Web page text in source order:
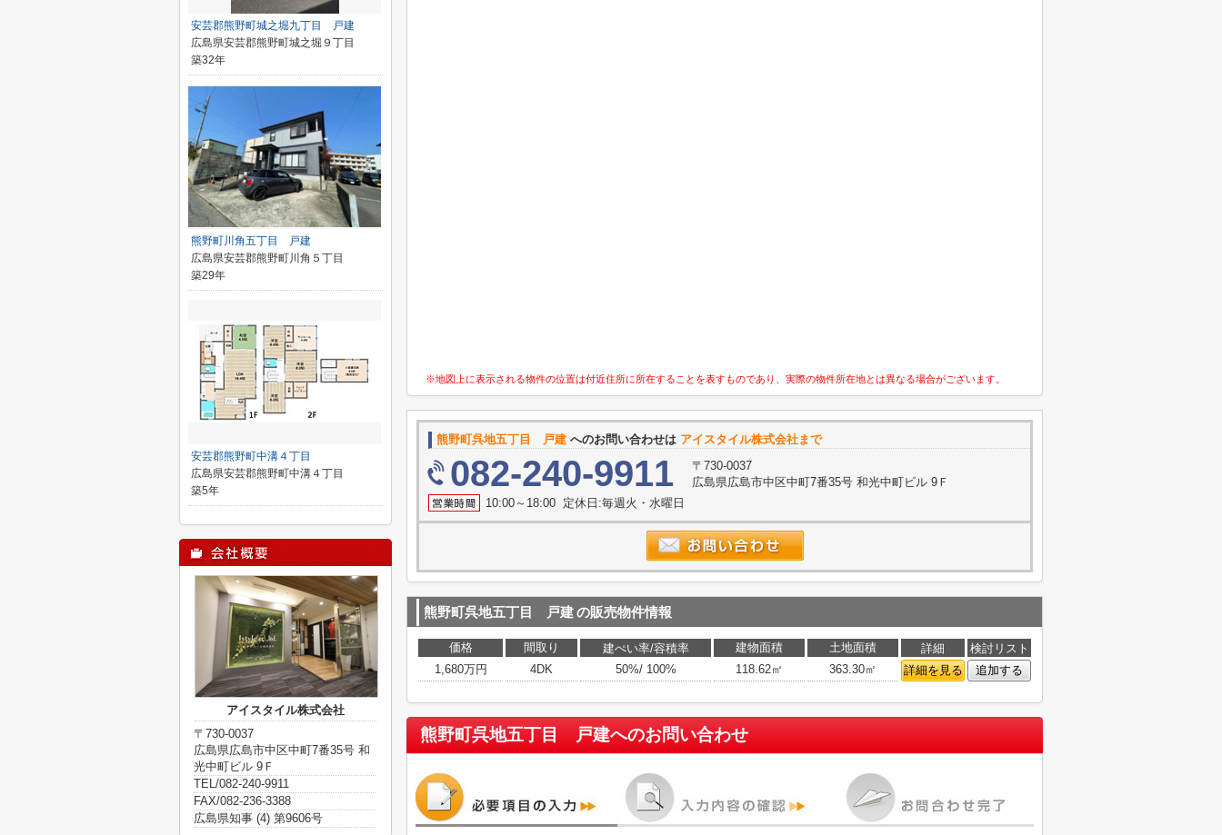
※地図上に表示される物件の位置は付近住所に所在することを表すものであり、実際の物件所在地とは異なる場合がございます。
熊野町呉地五丁目 戸建 へのお問い合わせは アイスタイル株式会社まで
082-240-9911
〒730-0037
広島県広島市中区中町7番35号 和光中町ビル 9Ｆ
10:00～18:00 定休日:毎週火・水曜日
熊野町呉地五丁目 戸建の販売物件情報
価格 間取り 建ぺい率/容積率 建物面積 土地面積 詳細
検討リスト
1,680万円
4DK 50%/ 100% 118.62㎡ 363.30㎡ 詳細を見る 追加する
熊野町呉地五丁目 戸建へのお問い合わせ
安芸郡熊野町城之堀九丁目 戸建
広島県安芸郡熊野町城之堀９丁目
築32年
熊野町川角五丁目 戸建
広島県安芸郡熊野町川角５丁目
築29年
安芸郡熊野町中溝４丁目
広島県安芸郡熊野町中溝４丁目
築5年
アイスタイル株式会社
〒730-0037
広島県広島市中区中町7番35号 和
光中町ビル 9Ｆ
TEL/082-240-9911
FAX/082-236-3388
広島県知事 (4) 第9606号